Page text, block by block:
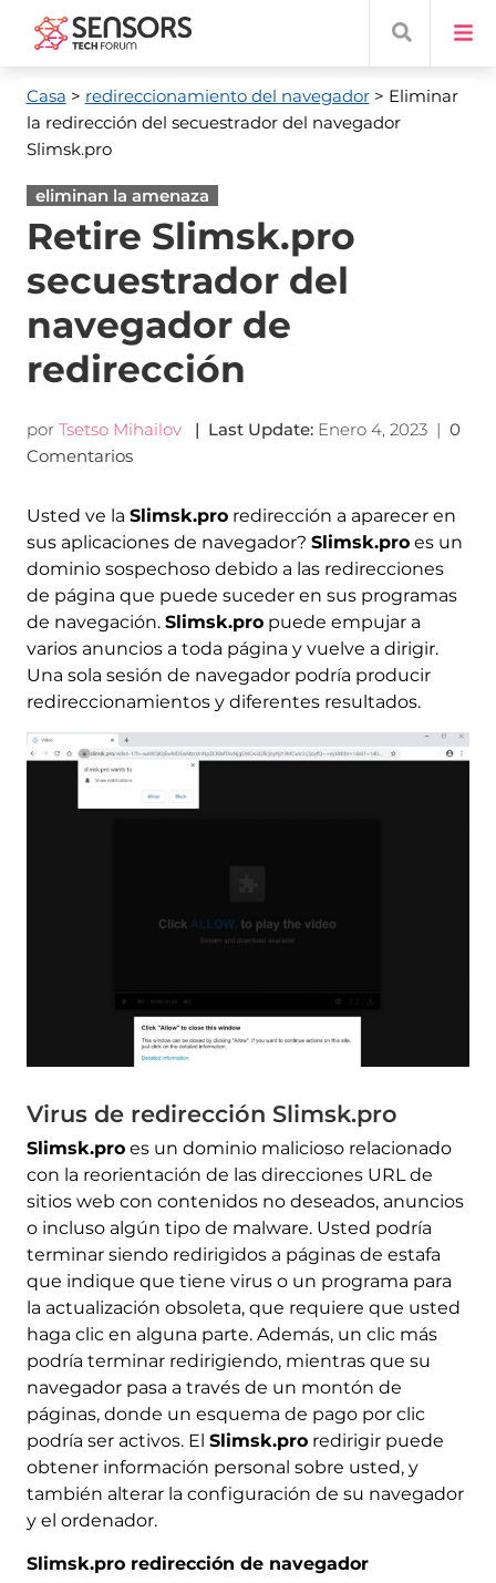
Casa > redireccionamiento del navegador> Eliminar
la redirección del secuestrador del navegador
Slimsk.pro
eliminan la amenaza
Retire Slimsk.pro
secuestrador del
navegador de
redirección
por Tsetso Mihailov | Last Update: Enero 4, 2023| 0
Comentarios
Usted ve la Slimsk.proredirección a aparecer en
sus aplicaciones de navegador? Slimsk.proes un
dominio sospechoso debido a las redirecciones
de página que puede suceder en sus programas
de navegación. Slimsk.propuede empujar a
varios anuncios a toda página y vuelve a dirigir.
Una sola sesión de navegador podría producir
redireccionamientos y diferentes resultados.
Virus de redirección Slimsk.pro
Slimsk.proes un dominio malicioso relacionado
con la reorientación de las direcciones URL de
sitios web con contenidos no deseados, anuncios
o incluso algún tipo de malware. Usted podría
terminar siendo redirigidos a páginas de estafa
que indique que tiene virus o un programa para
la actualización obsoleta, que requiere que usted
haga clic en alguna parte. Además, un clic más
podría terminar redirigiendo, mientras que su
navegador pasa a través de un montón de
páginas, donde un esquema de pago por clic
podría ser activos. El Slimsk.proredirigir puede
obtener información personal sobre usted, y
también alterar la configuración de su navegador
y el ordenador.
Slimsk.pro redirección de navegador